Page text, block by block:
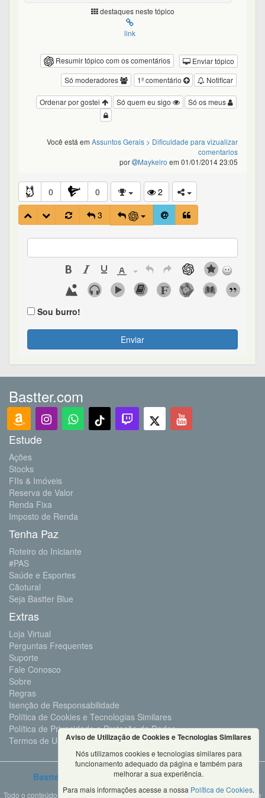
destaques neste tópico
link
Resumir tópico com os comentários
Enviar tópico
Notificar
1º comentário
Só moderadores
Só os meus
Só quem eu sigo
Ordenar por gostei
Você está em Assuntos Gerais > Dificuldade para vizualizar
comentarios
por
Maykelro em 01/01/2014 23:05
0 0
2
3
Sou burro!
Enviar
Bastter.com
Estude
Ações
Stocks
FIIs & Imóveis
Reserva de Valor
Renda Fixa
Imposto de Renda
Tenha Paz
Roteiro do Iniciante
#PAS
Saúde e Esportes
Cãotural
Seja Bastter Blue
Extras
Loja Virtual
Perguntas Frequentes
Suporte
Fale Conosco
Sobre
Regras
Isenção de Responsabilidade
Política de Cookies e Tecnologias Similares
Política de Privacidade e Proteção de Dados
Termos de Uso
Bastter.com 2001 ©Todos os Direitos Reservados
Todo o conteúdo deste site é propriedade da Bastter.com, sendo expressamente
Aviso de Utilização de Cookies e Tecnologias Similares
Nós utilizamos cookies e tecnologias similares para
funcionamento adequado da página e também para
melhorar a sua experiência.
Para mais informações acesse a nossa Política de Cookies.